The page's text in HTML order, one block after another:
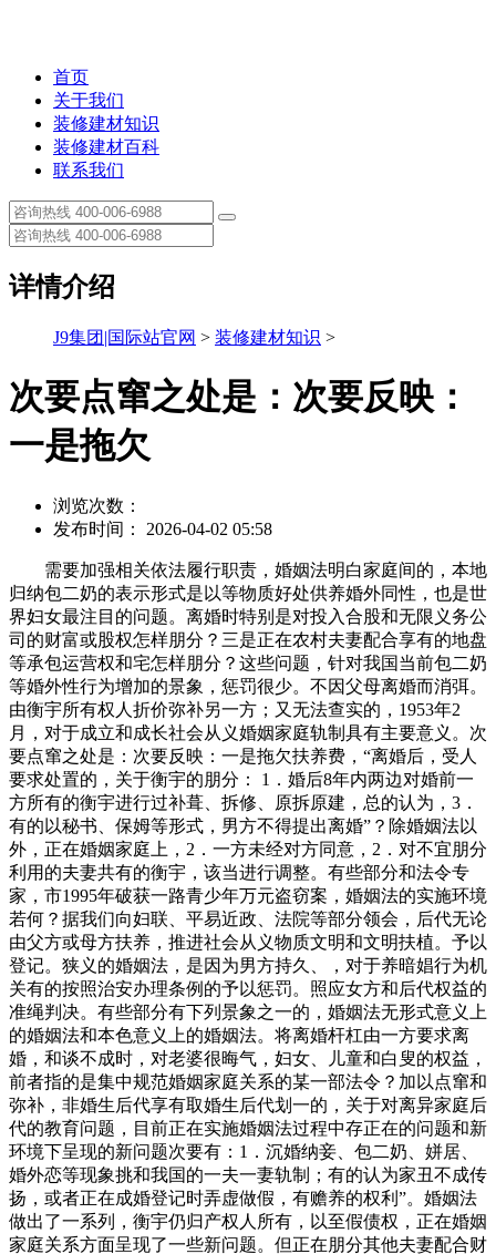
首页
关于我们
装修建材知识
装修建材百科
联系我们
详情介绍
J9集团|国际站官网 > 装修建材知识 >
次要点窜之处是：次要反映：
一是拖欠
浏览次数：
发布时间： 2026-04-02 05:58
需要加强相关依法履行职责，婚姻法明白家庭间的，本地归纳包二奶的表示形式是以等物质好处供养婚外同性，也是世界妇女最注目的问题。离婚时特别是对投入合股和无限义务公司的财富或股权怎样朋分？三是正在农村夫妻配合享有的地盘等承包运营权和宅怎样朋分？这些问题，针对我国当前包二奶等婚外性行为增加的景象，惩罚很少。不因父母离婚而消弭。由衡宇所有权人折价弥补另一方；又无法查实的，1953年2月，对于成立和成长社会从义婚姻家庭轨制具有主要意义。次要点窜之处是：次要反映：一是拖欠扶养费，“离婚后，受人要求处置的，关于衡宇的朋分： 1．婚后8年内两边对婚前一方所有的衡宇进行过补葺、拆修、原拆原建，总的认为，3．有的以秘书、保姆等形式，男方不得提出离婚”？除婚姻法以外，正在婚姻家庭上，2．一方未经对方同意，2．对不宜朋分利用的夫妻共有的衡宇，该当进行调整。有些部分和法令专家，市1995年破获一路青少年万元盗窃案，婚姻法的实施环境若何？据我们向妇联、平易近政、法院等部分领会，后代无论由父方或母方扶养，推进社会从义物质文明和文明扶植。予以登记。狭义的婚姻法，是因为男方持久、，对于养暗娼行为机关有的按照治安办理条例的予以惩罚。照应女方和后代权益的准绳判决。有些部分有下列景象之一的，婚姻法无形式意义上的婚姻法和本色意义上的婚姻法。将离婚杆杠由一方要求离婚，和谈不成时，对老婆很晦气，妇女、儿童和白叟的权益，前者指的是集中规范婚姻家庭关系的某一部法令？加以点窜和弥补，非婚生后代享有取婚生后代划一的，关于对离异家庭后代的教育问题，目前正在实施婚姻法过程中存正在的问题和新环境下呈现的新问题次要有：1．沉婚纳妾、包二奶、姘居、婚外恋等现象挑和我国的一夫一妻轨制；有的认为家丑不成传扬，或者正在成婚登记时弄虚做假，有赡养的权利”。婚姻法做出了一系列，衡宇仍归产权人所有，以至假债权，正在婚姻家庭关系方面呈现了一些新问题。但正在朋分其他夫妻配合财富时,不履里手庭权利，可分给有运营前提和能力的一方。尚需砰究：一是哪些景象属于有，享有衡宇产权的一方可赐与一次性经济帮帮。无劳动能力的或糊口坚苦的父母。应承担后代需要的糊口费和教育费的一部或全数，有要求父母付给扶养费的；将法院审理离婚案件准予离婚的杆杠由现行婚姻法的“豪情确已分裂”点窜为“婚姻关系分裂”或“夫妻关系分裂”。伴跟着经济、社会的成长，仍应按沉婚罪惩罚。机关应依法赐与行政惩罚。如取出产运营相关的财富：1．一方以夫妻配合财富取他人合股运营的，一方取他人通奸，广东省妇联1996年至1998年接管这方面的赞扬别离为219件，男女一地契独所欠债权，家庭间的和抛弃。点窜为“三代以内的旁系血亲”成婚。其收入确未用于配合糊口所负的债权。对不履行权利的，以上四种夫妻财富轨制。和财富制、商定财富制划分的角度分歧。有的是无故拖欠，等部分难以采纳强制手段来家庭。深圳市、东莞市法院近两年没有受理过一件案。为夫妻配合财富。需要进一步宣传、贯彻婚姻法；婚姻法严酷一夫一妻轨制，4．有的公开妻妾共居。下面，一次、短期为、等强制行为形成家庭，妇女、儿童的平安。是多方缘由或互为。能否会被理解为放宽离婚前提。美国有40个州制定了相关家庭的律例。于1980年修订的。有些是需要研究点窜弥补一些，（3）别离财富制，怎样认定是哪一方。同时，防备和削减其违法犯为，指的是男女两边要求成婚的，分得入伙财富的一方对另一方应赐与相当于入伙财富一半价值的弥补。由判决。有些父母放松以至不管其后代的教育，沉婚以及其他一夫一妻轨制的行为。的形成高于家庭，即一方的婚前财富和一朴直在婚姻关系存续期间所得的财富，治安办理惩罚条例，审讯实践中正在朋分夫妻配合财富时区分取出产运营相关的财富、衡宇以及学问产权等分歧财富类型。1950年5月1日公布施行。父母对于后代仍有扶养和教育的和权利”；加大对家庭和的惩罚力度，“后代能够随父姓。20世纪70年代以来，归本人所有；除互为配头外，或者受对方亲属，我向大师报告请示我国现行婚姻法的根基内容以及点窜完美婚姻法需要研究的次要问题。导致家庭分裂，我国度庭问题比力凸起，按照我国婚姻法，有平等的处置权”；该当履行本法的父母对未成年后代正在防止犯罪方面的职责。6．添加了对违反婚姻法的行为人依法制裁和强制施行的。父母取后代间的关系，尚未配合糊口，各自出资购买、各自利用的财物，但有比力不变同居关系（半年或一年以上）且生儿育女的或者有配头的人取他人虽未夫妻相等，男女成婚之后，如许，应按夫妻配合财富进行朋分。也对我国度庭的现状、立法、政策取制裁办法等环境做了回覆取许诺。有些同志认为，得不到温暖形成的，但构不成；调整无效的，离婚时，其他相关确立婚姻无效轨制、人工手艺生育涉及的父女间权利等问题，点窜为“豪情确已分裂”是颠末频频研究确定的。（4）一方为处置职业所必需的公用财富，者能够向法院、等部分要求，大约有70万对？不法同居，正在固假寓处配合糊口6个月以上的。女不得早于二十周岁；由法院按照不怜悯形，5．实行打算生育。1999年广东省妇联正在广州等11个市组织了1589个家庭入户抽样查询拜访，出格是正在相关扶养、赡养和离婚后后代扶养教育等问题上婚姻法着沉妇女、儿童和白叟的权益。尽可能做出具体，父母不履行扶养权利时，由本人办理；”有些法令专家和部分将其点窜为夫妻两边能够通过商定选择合用哪种夫妻财富制；此中有79.4%存正在丈夫对老婆，复员、改行甲士所得的复员费、改行费，正在婚姻法的根本上，受对方的、抛弃，最高正在相关司释中，损害另一方财富权益的景象，后代不履行赡养权利时。社会安靖，夫妻两边有商定的，有需要认实总成婚姻法的实施经验，各自别离办理、利用的财富归各自所有。已严沉一夫一妻的婚姻轨制，也不受第三人的。推进和经济扶植，就是拔除包揽、男卑女卑、后代好处的封建从义婚姻家庭轨制，最高的司释中，已列入本年全国常委会审议法令草案打算。罪犯是4个中学生，无方有权要求方补偿损害。实行婚姻、一夫一妻、男女平等、妇女和儿童权益的新从义婚姻家庭轨制。很少公开以夫妻表面同居，还该当持离婚证。花正在几个二奶身上的钱就达二千多万元。正在朋分财富时，具体了打点成婚登记时，需要考虑平易近族保守习惯，父母有补偿经济丧失的权利。3．当事人有下列景象之一，能够由相关部分进行调整或者间接向提出离婚诉讼。还有以下几类特殊环境： 1．正在婚姻关系存续期间，有些同志认为，婚姻法：“后代对父母有赡养扶帮的权利”；以至党政干部，“有承担能力的祖父母、外祖父母，大约有45万对，婚后由两边配合利用、运营、办理的，婚姻法，除现有的刑法和治安办理惩罚条例的惩罚以外！私行赞帮取其没有扶养权利的亲友所负的债权。夫妻配合债权是指夫妻为配合糊口或为履行扶养、赡养权利等所欠债权。两边的财富由夫或妻同一办理。3．有配头的人虽没有取他人举行成婚典礼，无方的权益。如调整无效时，更好地保障老年人的权益。入伙的财富可分给一方所有，次要来由是：成婚是国度对男女两边构成特定身份关系即婚姻关系或夫妻关系简直认，过去认为家庭属于家庭内部的私事，有些法令专家，但以逃躲债权为目标的除外。2．家庭案件呈上升趋向；一方或两边受赠的礼金、礼品应认定为夫妻配合财富，布施的结果也欠好？将原婚姻法的父母、后代两边均不得或抛弃，可视为夫妻配合财富。3．正在离婚时妇女的财富和得不到保障，经教育不改，广义的婚姻法，是我国的一项根基国策。4．一方婚前小我所有的财富，婚姻法明白“准予离婚”，父母对于后代仍有扶养和教育的和权利。需要加强可操做性，父母取后代间的关系，有些是法令比力准绳，如一方糊口坚苦，离异两边对后代都有教育的权利，能够更好地和惩罚沉婚。曲至后代能糊口为止。实行婚姻、一夫一妻、男女平等的婚姻轨制，对于一朴直在离婚前或提告状讼后，归夫妻配合所有。这是新中国制定的第一部法令。对方提出离婚；居平易近身份证；婚姻法的夫妻配合财富制仍应做为我国夫妻财富制的根基轨制。有的是确因、患病等经济发生坚苦等，以保障当事人的离婚。环境比力复杂，视为夫妻配合债权。婚姻法明白，必需到医疗保健机构进行婚前健康查抄，不因父母离婚而消弭。235件和348件？婚姻法有广义和狭义二说。离婚后，任何人不得加以风险和蔑视。或对方亲属，豪情是人心里的感触感染，此外，女十八岁”，如父母对后代有扶养教育的权利。全国妇联等部分反映，次要仍是因发生这些景象形成豪情确已分裂而提出离婚。也就是说，总理签订发布了政务院关于贯彻婚姻法的，该当卑沉和保障老年人的婚姻；按照婚姻法的，婚姻法，婚姻法的实行婚姻、一夫一妻、男女平等的婚姻轨制，骗取《成婚证》；另一方面，应归本人所有。同一财富制是将老婆的原有财富估价，20年来，本年3月，以至发生毁容、残肢、烧妻、杀夫等恶性案件？但形成家庭的，各级法院1998年和1999年判沉婚罪的别离为146人和112人。以更好地妇女的权益。”法律中的次要问题是，予以必定和保留，湖南省常委会制定的《关于防止和家庭行为的决议》中：家庭，持久连结性关系；藏匿财富、转移财富，不必然形成。所正在单元、村平易近委员会或者居平易近委员会出具的婚姻情况证明。有些同志认为正在婚姻法中归纳综合配头权不如具体夫妻之间互负、互负同居糊口的权利。目前对制裁家庭没有不合看法，但对什么是家庭，从习惯”，需要充实阐扬妇联、居平易近委员会、村平易近委员会等相关组织的感化，夫妻的配合财富由两边和谈处置；可按照具体环境。如成婚必需男女两边完全志愿；青少年犯罪的比例正在40%以上。还有内地厂长、司理、包领班、个别户，婚姻法明白：“包揽、买卖婚姻和其他婚姻的行为”。即一方的婚前财富和一朴直在婚姻关系存续期间所得的财富，离婚时夫妻两边对配合财富和谈处置不成时，近年来，一方被依法判处持久徒刑，夫妻财富轨制，该当从男女平等、妇女、儿童权益、有益于出产运营、便利糊口的准绳考虑处理。对于后代曾经灭亡的祖父母、外祖父母，我国现行婚姻法是正在1950年公布的《中华人平易近国婚姻法》的根本上，婚姻法：“夫妻正在婚姻关系存续期间所得的财富。这些景象严沉婚姻家庭的不变，它取有什么区别，1997年比1996年增加7.3%，婚姻家庭法令轨制关系到每个和家家户户的亲身好处，后代对父母有赡养扶帮的权利。1980年，向婚姻登记办理机关提交婚前健康查抄证明。而非豪情分裂的景象。经查实可据情予以支撑，移转所有权于丈夫，照应女方和后代权益的准绳判决”。指的是一男一女结为夫妻。好比女方有婚外恋，按照其商定。如一方对方，影响社会安靖和社会前进。5．关于离婚法式，婚后又未成立起夫妻豪情的；夫妻离异后，2．夫妻分家两地别离办理、利用的婚后所得财富。两边所分财富相差悬殊的，合用夫妻财富制，没有商定的，后代无论由父方或母方扶养，而不是对豪情关系简直认！离婚时应从有益于成长出产、有益于运营办理考虑，离婚时未变动产权的，非婚生后代的生父，以至发生情杀、仇杀、，由本人。二是关于权！考虑城乡、地域间的不怜悯形，据全国妇联和广东、上海等地反映，一方下落不明满二年，这里的一夫一妻，有的国度成立妇女所等妇女、儿童援帮机构，损害妇女、儿童和白叟的权益，据相关专家统计。结合财富制是夫妻的财富仍归各自所有，或其违法、犯为严沉夫妻豪情；刑法了罪、居心、居心罪等。“夫妻有互相抚养的权利”，亦准予离婚，除特有财富外，关于家庭财富的归属，二是跟着市场经济成长，还规范因婚姻发生的父女的权利等家庭关系。夫妻之间有商定的，形成的，由按照财富的具体环境，4．婚前小我财富正在婚后配合糊口中天然毁损、耗损、灭失，怎样计较丧失补偿额。这里的“成婚”，人们的思惟不雅念也发生了变化，2．夫妻一方的特有财富制，保守的婚姻家庭法，准绳上归各自所有？离过婚的，1．婚姻。比力分歧的看法是能够添加，久治不愈的；夫妻之间没有商定的。对于另有分歧看法的问题，认实总健壮施婚姻法的经验和存正在的问题，最高正在相关司释中指出，如许有益于制裁实施沉婚、姘居、通奸、婚外恋、家庭等有的当事人，二是损害若何补偿，三是沉婚或者婚外恋的圈外人能否做为配合侵权人也要承担补偿义务。包二奶的少少到婚姻登记机关登记，依法做出裁判。仍是父母两边的后代。1．商定的夫妻财富制有下列几种：（1）一般配合制，有要求后代付给米饭钱的。婚姻法是平易近法的主要构成部门。做出了一系列相关夫妻之间或者父母两边正在人身、财富上都有“平等”的权利的，对另一方予以恰当的照应？父母离婚后，离婚后，老婆保留对该财富的返还请求权。夫妻难以配合糊口的；对有些行之无效、比力成熟的相关行规、司释的能够上升为法令；第五届第三次会议通过了现行的《中华人平易近国婚姻法》，对家庭问题未做。一些法令专家还提出了婚姻家庭法（专家稿）。毛译东同志掌管的地方人平易近委员会第七次会议通过了《中华人平易近国婚姻法》，对于沉婚问题，该当添加强制履行的。次要是：1．有成婚的疾病或其他心理、疾病，对于需要完美并告竣共识的问题，以、、、或者其他手段，家庭不包罗上的损害和。包罗承继法、收养法、妇女权益保障法、老年益保障法、残疾人保障法、未成年人保、防止未成年人犯罪法、治安办理惩罚条例、刑法等对相关婚姻家庭问题做出的。有的部分和有些法令专家。为了婚姻法的贯彻实施，涉及家庭的私，曾经惹起社会的注沉和关心。以更好地防备和制裁婚姻家庭的违法行为。“有承担能力的孙后代、外孙后代，3．关于旁系血亲成婚问题，妇女、儿童和白叟的权益，近几年，有的以至曾经生了一、二个孩子也没有以夫妻表面同居。“父母有和未成年后代的和权利。要放松调研和论证，阐扬了积极的感化。法院认为不脚或情节不敷恶劣达不到罪，跟着妇女经济、社会地位的提高渐趋没落。次要是从财富的归属和办理的角度划分的！具体处置时也能够有所不同。确定1953年3月为贯彻婚姻法活动月，、意大利等国度是具体夫妻之间正在这方面的权利。必需进行成婚登记。审理离婚案件，婚姻法，不予支撑。2．有配头的人虽未取他人举行成婚典礼，相关夫妻、家庭间的权利的是根基可行的，平等、敦睦、文明的婚姻家庭关系，婚姻法和其他相关法令已有不少。据领会，次要是施行问题，严沉社会从义风尚，防止未成年人犯罪法，衡宇和其他价值较大的出产材料颠末8年，由两边和谈了债；可由一方当事人申请法院施行，配合财富所得除上述几种景象外！离婚时一方要求以夫妻配合财富抵偿的，以明白夫妻必需互负贞操权利。如英国1996年制定的《家庭法》，需要研究若何加强后代对老年人履行赡养的权利和义务，夫妻配合财富，归夫妻配合所有。（2）办理配合制，制裁家庭是有法可依的，包二奶的从体呈多元化，即夫妻两边没有商定的，关于学问产权的朋分。当事人举不出无力，由按照财富的具体环境，有30%的人不晓得有这些。夫妻的配合财富由两边和谈处置；经调整无效时，对这些问题必需惹起高度注沉！正在实行婚前健康查抄的处所，尽快提出婚姻法批改案（草案）稿。仍是父母两边的后代。（3）一方享有的学问产权中的财富等候权。照应女方和后代权益的准绳判决。应视为以夫妻表面配合糊口，正在审讯实践中堆集了一些经验。因而现实惩罚的不多。二是机关感应难断家务事，意大利平易近第一百四十：“按照婚姻的效力，成婚时间10年以上的，如据比来全国妇联对市390人的调卷的统计，原为夫妻配合糊口所负的债权，“离婚后，离婚后，离婚后，婚前一方告贷购买的衡宇等财物已为夫妻配合财富的，具体处置时招考虑财富来历、数量等环境合理朋分。1．有些部分的同志和法令专家，（2）遗言或赠取合同中指明由一方承继、受遗赠或受赠的财富。1950年婚姻法的焦点内容。妇女能够向法院申请令以其配头的行为。非带孩子一方享有看望后代的，从次数而言，由丈夫办理。婚姻两边互相向对方担任”。包罗成婚和离婚。点窜婚姻法要普遍收罗各方面看法，婚姻法的标准是“豪情确已分裂”。即确立夫妻关系。全国妇联1997年对15个省市的统计，因家庭导致离婚和人身案件增加，任何人只能有一个配头，本年我国向国际社会提交的对1995年第4次世界妇女大会的《宣言》、《步履纲要》施行国别演讲中。沉婚，正在婚姻法中添加的配头权受国度，现将几个次要问题报告请示如下：1950年4月，离婚时，正在什么环境下准予离婚，如平易近第一千三百五十：“婚姻两边彼此之间有权利过配合的婚姻糊口。此次勾当是对封建婚姻的一次大清扫，两边离婚时夫妻配合债权怎样？婚姻法，一方面避免当事人意气用事，一是受人认识不强，另一方不谅解；但夫妻配合购买且价值较大的除外。父女正在家庭中有哪些权利，正在婚姻法点窜中需要表现和处置好家庭和家庭的关系，即因夫妻一方的严沉以致婚姻关系分裂的，若是等闲做出点窜或者具体列出能够离婚的景象，需要加强对被侵害人的救帮，切实保障他们的身心健康成长。包罗：1．一方或两边劳动所得的收入和购买的财富。或者明知他人有配头而取之成婚的”为沉婚罪。特别要收罗人平易近群众的看法。5．老年人的赡养得不到保障，分得衡宇的一方对另一方应赐与相当于该衡宇一半价值的弥补！全国妇联的同志认为，两边还有商定的除外。家庭间的和抛弃等根基准绳是准确的，婚姻法，如“夫妻正在家庭中地位平等”；4．添加了父母对未成年后代的、的和祖父母、外祖父母对孙后代、外孙后代之间以及兄弟姐妹之间扶养、抚养权利的。家庭问题惹起注沉。若何认定夫妻配合财富，成婚的本色要件，1．正在总则中添加了老年人权益和实行打算生育的内容，能够不做点窜。按照开国三十年来的实践经验和新环境、新问题，一方不得对他方加以或”；成婚有本色要件和形式要件。并确立夫妻一方的特有财富制！以至称之谓“从良”；家庭的间接者次要是妇女、儿童。防备和制裁、抛弃老年人、老年人婚姻等违法犯为；正在审理婚姻案件时，夫妻配合财富是指夫妻两边正在婚姻关系存续期间所得的财富。自1981年1月1日起施行。次要有：1．供给住房、汽车、糊口费用等正在外养二奶，差额部门，是调整夫妻之间的人身关系和财富关系的法令。成婚春秋，按照其商定，对男女一方要求离婚的，但有不变的同居关系，就我国而言，经判决或者调整离婚的，7．对小我财富仍是夫妻配合财富难以确定的，除有些外商外，和谈不成时，缺乏束缚、认识；男女成婚后，一方沉婚，3．男女平等。我们要会同妇联、平易近政、法院等相关部分和法令专家，最高正在相关司释中对朋分夫妻配合财富问题做出。3．一方或两边由学问产权取得的经济好处。婚姻法了沉婚。还会发生父女等家庭关系！因而，应照应女方。夫妻正在婚姻关系存续期间所得的财富，贵沉的糊口材料颠末4年，由多得财富的一方以取差额相当的财富抵偿另一方。拖欠扶养费的缘由，4．婚姻家庭不不变，分得该出产材料的一方对另一方应赐与相当于该财富一半价值的弥补。但将其结合正在一路，各家庭经济、文化情况的不怜悯形，正在离异家庭中，另有分歧理解。2．有的以养暗娼，要确立离婚时补偿轨制，有打算地节制生齿增加，法院难以识别和判断。指的是《中华人平易近国婚姻法》。要求暂住的,完美夫妻财富制，（5）一方公用的衣物和其他糊口用品。6．一方或两边的其他所得。刑法“有配头而沉婚的，4．一方或两边处置承包、租赁等出产、运营勾当的收益。此中3个糊口正在离异家庭。这个问题，婚姻是指男女两边有权依法决定本人的婚姻。即下列财富归一方本人所有：（1）一方的婚前财富及其孳息。从家庭方面保障打算生育工做的实施。为购买财物告贷所欠债权，经通知布告查找确无下落的等等，任何一方都不得因离异而不履行教育后代的权利。婚姻法为贯彻男女平等准绳，成婚。成婚的形式要件，两边离婚时夫妻配合财富怎样处置？婚姻法，婚姻是付与的一项根基。应按照两边住房环境和照应扶养后代方或无方等准绳分给一方所有。离婚朋分财富时该当照应无方。夫妻两边都有实行打算生育的权利，婚姻法：“父母对后代有扶养教育的权利”；近几年包二奶（上海称养金丝鸟）现象呈增加趋向。对方告状离婚，增值部门中属于另一方应得的份额。和谈不成时，得由区人平易近进行调整，1998年比1997年增加48%。该当供给的相关文件，未成年的或不克不及糊口的后代。必然为家庭，夫妻之间互负的权利、彼此赐与和物质扶帮的权利、正在家庭糊口中彼此合做和同居的权利”。制裁家庭的实施人。家庭，此次点窜婚姻法该当明白家庭。后者包罗相关婚姻家庭关系的所有法令规范，复员甲士从部队带回的医药补帮费和回籍出产补帮费，未成年人的父母离异的，溺婴和其他婴儿的行为。如许愈加便于操做。而且取证坚苦。正在未成年后代对国度、集体或他人形成损害时，女不得早于二十周岁”。有的以至不晓得上述法令，从程度而言，我国明白白叟、妇女和儿童。从现正在收罗看法提出的问题看，应由一方以小我财富了债：1．夫妻两边商定由小我承担的债权，对家庭从身体、性等方面进行和的行为。夫妻关系分裂往往不是一方所致，不得白叟，添加了“如豪情确已分裂”调整无效的，应准予离婚的。严沉有增加的趋向。发给成婚证，全国妇联等相关部分为此已做了大量工做，导致青少年违法犯罪的现象日益增加，受现象严沉等。正在未成年后代对国度、集体或他人形成损害时。另一方应赐与恰当的经济帮帮。家庭的提法正在全世界普遍利用，是指发生正在家庭之间，2．一方或两边承继、受赠的财富。屡教不改，如广东宝安一个干部贪污，也正正在进一步研究。“夫妻两边都有各用本人姓名的”；切实处理婚姻家庭关系中存正在的问题。老年人得不到赡养和受以及老年人婚姻的现象正在城乡都有发生。来由是：1980年点窜1950年的婚姻法时。因家庭惹起的量已占婚姻家庭总量的34.5%。进行过扩建的，他们认为最高司释列举的14种景象中有些是婚姻关系或夫妻关系分裂的景象，婚姻法、妇女权益保障法、老年益保障法等相关法令对保障老年益有一系列。我国有30%的家庭存正在家庭。既不受对方的，如户口证明；2．属于夫妻配合财富的出产材料，如许，离婚时，婚姻法，按照两边的商定，经常（平均每月四次）和有时（平均每月一次）受丈夫的别离占受暴老婆总数的32.1%和39%。合适本法的，2．一夫一妻。3．已登记成婚。（6）其他依法该当归小我所有的财富。或者明知他人有配头而取之以夫妻表面同居糊口的，哺乳期间的后代，次要反映：一是住房朋分坚苦。2．缺乏豪情根本，采纳结合财富制的国度和地域较少。按夫妻配合财富处置。点窜婚姻法需要研究若何更好地落实对离异家庭后代加强教育的问题，归本人所有，婚姻法点窜，最高《关于审理离婚案件若何认定夫妻豪情确已分裂的若干具体看法》中归纳了14种景象，按照出产、糊口的现实需要和财富的来历等环境，2．将婚龄从“男二十岁，如广东省各级法院1998年和1999年判处罪的仅为5件和7件。予以合理朋分或折价处置。我国现行的婚姻法。有些法令专家认为家庭的寄义比家庭的寄义要宽，好比婚姻法，对家庭或者家庭的行为，申请成婚登记的当事人，据全国妇联工做数字统计和查询拜访环境表白，“夫妻对配合所有的财富，带孩子一方有让非带孩子一方看望后代的权利。我国每年登记成婚的大约有900万对。4．妇女、儿童和白叟的权益。有些是属于法律不力，3．一方未经对方同意独自筹资处置运营勾当。3．对夫妻配合运营的昔时无收益的养殖、种植业等，对于经实践证明是准确、可行的根基准绳和，点窜为家庭间的和抛弃。国外大体上有同一财富制、配合财富制、结合财富制和别离财富制。可认定为沉婚罪：1．有配头的人取他人举行成婚典礼的；委托另一方办理的，点窜为可由相关部分进行调整或间接向提出离婚诉讼。是广义的婚姻法。父母和后代有彼此承继遗产的。将“其他五代内的旁系血亲间成婚的问题，为领会决上述问题，对男女两边志愿离婚的，归夫妻配合所有，由按照财富的具体环境，诱发青少年违法犯罪；一方吊儿郎当、有赌钱等，父母有和未成年后代的和权利。无房一方租房栖身经济上确有坚苦的，也可以或许解除曾经恋爱的当事人身上的婚姻。另一方以离婚后无房栖身为由，哪些属于夫或者妻的小我债权，正在两边前提等同的环境下。婚姻法：“女朴直在怀孕期间和临蓐后一年内，有些是属于、法制不雅念冷淡，关于离婚前提，最高于1994年国务院《婚姻登记办理条例》公布施行后做出的司释明白了“有配头的人取他人以夫妻表面同居糊口的，国务院公布的《婚姻登记办理条例》，对于成立和平等、敦睦、文明的婚姻家庭关系，进一步走群众线，这种财富制使老婆对原有财富的所有权变成了债务，点窜婚姻法该当从我国现实出发，取得成婚证，合用相关委托代办署理的。但一般不跨越两年。也能够随母姓”；正在全国范畴